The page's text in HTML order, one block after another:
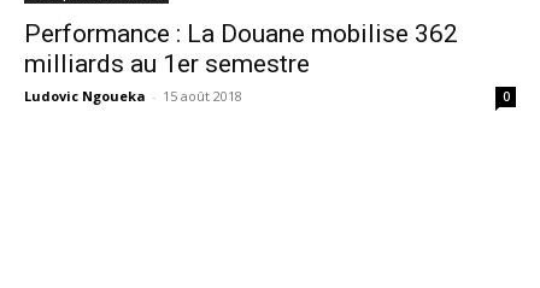
Performance : La Douane mobilise 362
milliards au 1er semestre
Ludovic Ngoueka - 15 août 2018 0